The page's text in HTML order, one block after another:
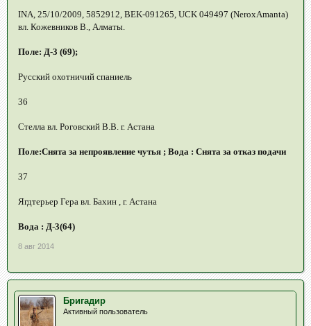
INA, 25/10/2009, 5852912, BEK-091265, UCK 049497 (NeroxAmanta)
вл. Кожевников В., Алматы.
Поле: Д-3 (69);
Русский охотничий спаниель
36
Стелла вл. Роговский В.В. г. Астана
Поле:Снята за непроявление чутья ; Вода : Снята за отказ подачи
37
Ягдтерьер Гера вл. Бахин , г. Астана
Вода : Д-3(64)
8 авг 2014
Бригадир
Активный пользователь